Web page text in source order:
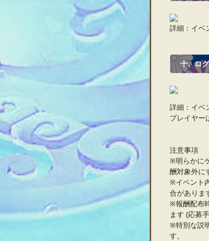
詳細：イベ
十、ロ
詳細：イベ
プレイヤー
注意事項
※明らかに
酬対象外に
※イベント
合がありま
※報酬配布
ます (応募
※特別な説
す。